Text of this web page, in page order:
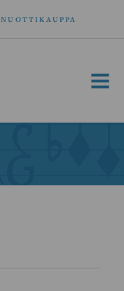
NUOTTIKAUPPA
MENU